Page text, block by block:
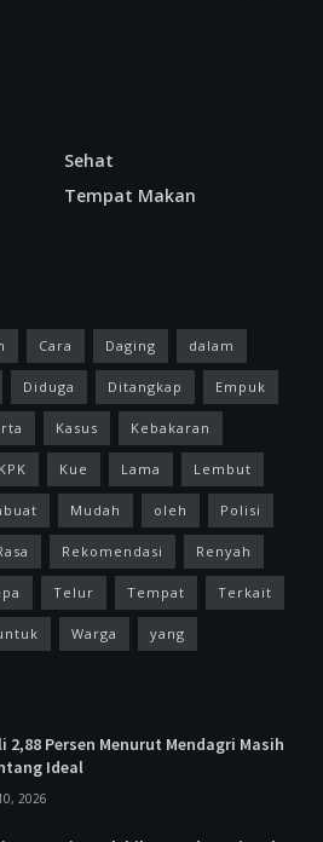
Sehat
Tempat Makan
Cara Daging dalam
Diduga Ditangkap Empuk
Kasus Kebakaran
KPK Kue Lama Lembut
Mudah oleh Polisi
Rekomendasi Renyah
Telur Tempat Terkait
Warga yang
Persen Menurut Mendagri Masih
Ideal
2026